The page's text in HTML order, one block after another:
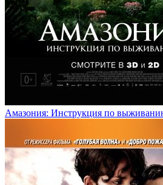
Амазония: Инструкция по